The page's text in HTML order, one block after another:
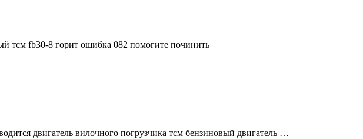
тсм fb30-8 горит ошибка 082 помогите починить
двигатель вилочного погрузчика тсм бензиновый двигатель …